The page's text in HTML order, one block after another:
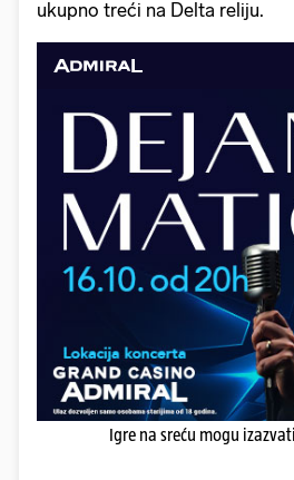
ukupno treći na Delta reliju.
Igre na sreću mogu